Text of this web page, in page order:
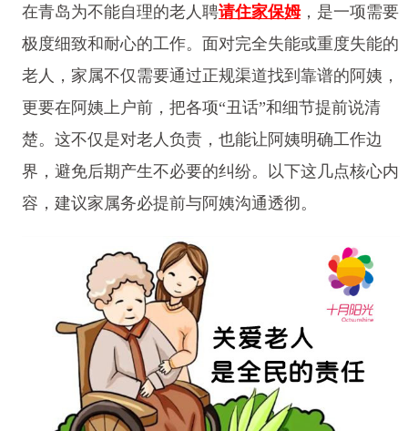
在青岛为不能自理的老人聘请住家保姆，是一项需要
极度细致和耐心的工作。面对完全失能或重度失能的
老人，家属不仅需要通过正规渠道找到靠谱的阿姨，
更要在阿姨上户前，把各项“丑话”和细节提前说清
楚。这不仅是对老人负责，也能让阿姨明确工作边
界，避免后期产生不必要的纠纷。以下这几点核心内
容，建议家属务必提前与阿姨沟通透彻。